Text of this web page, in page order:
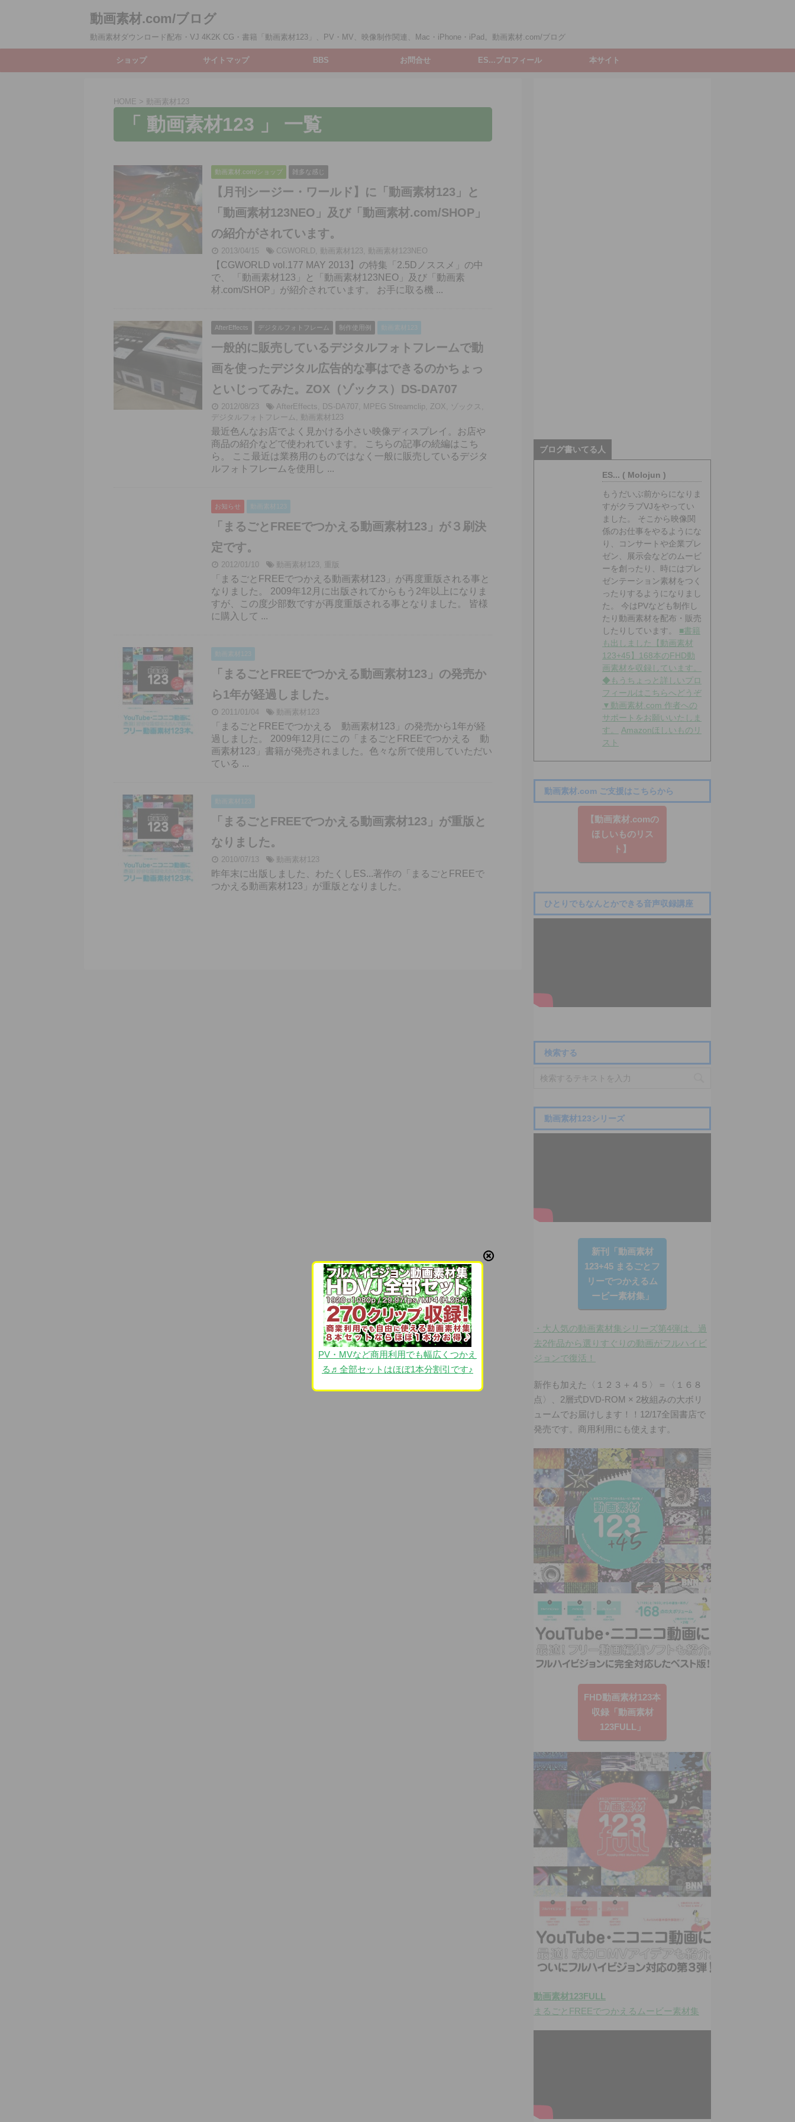
動画素材.com/ブログ
動画素材ダウンロード配布・VJ 4K2K CG・書籍「動画素材123」、PV・MV、映像制作関連、Mac・iPhone・iPad。動画素材.com/ブログ
ショップ サイトマップ BBS お問合せ ES...プロフィール 本サイト
HOME > 動画素材123
「 動画素材123 」 一覧
動画素材.com/ショップ 雑多な感じ
【月刊シージー・ワールド】に「動画素材123」と
「動画素材123NEO」及び「動画素材.com/SHOP」
の紹介がされています。
2013/04/15 CGWORLD, 動画素材123 , 動画素材123NEO
【CGWORLD vol.177 MAY 2013】の特集「2.5Dノススメ」の中
で、 「動画素材123」と「動画素材123NEO」及び「動画素
材.com/SHOP」が紹介されています。 お手に取る機 ...
AfterEffects デジタルフォトフレーム 制作使用例
一般的に販売しているデジタルフォトフレームで動
画を使ったデジタル広告的な事はできるのかちょっ
といじってみた。ZOX（ゾックス）DS-DA707
2012/08/23 AfterEffects, DS-DA707, MPEG Streamclip, ZOX, ゾックス ,
デジタルフォトフレーム, 動画素材123
最近色んなお店でよく見かける小さい映像ディスプレイ。お店や
商品の紹介などで使われています。 こちらの記事の続編はこち
ら。 ここ最近は業務用のものではなく一般に販売しているデジタ
ルフォトフレームを使用し ...
お知らせ
「まるごとFREEでつかえる動画素材123」が３刷決
定です。
2012/01/10 動画素材123 , 重版
「まるごとFREEでつかえる動画素材123」が再度重版される事と
なりました。 2009年12月に出版されてからもう2年以上になりま
すが、この度少部数ですが再度重版される事となりました。 皆様
に購入して ...
「まるごとFREEでつかえる動画素材123」の発売か
ら1年が経過しました。
2011/01/04 動画素材123
「まるごとFREEでつかえる 動画素材123」の発売から1年が経
過しました。 2009年12月にこの「まるごとFREEでつかえる 動
画素材123」書籍が発売されました。色々な所で使用していただい
ている ...
「まるごとFREEでつかえる動画素材123」が重版と
なりました。
2010/07/13 動画素材123
昨年末に出版しました、わたくしES...著作の「まるごとFREEで
つかえる動画素材123」が重版となりました。
ブログ書いてる人
ES... ( Molojun )
もうだいぶ前からになりま
すがクラブVJをやってい
ました。 そこから映像関
係のお仕事をやるようにな
り、コンサートや企業プレ
ゼン、展示会などのムービ
ーを創ったり、時にはプレ
ゼンテーション素材をつく
ったりするようになりまし
た。 今はPVなども制作し
たり動画素材を配布・販売
したりしています。 ■書籍
も出しました【動画素材
123+45】168本のFHD動
画素材を収録しています。
◆もうちょっと詳しいプロ
フィールはこちらへどうぞ
▼動画素材.com 作者への
サポートをお願いいたしま
す。
Amazonほしいものリ
スト
動画素材.com ご支援はこちらから
【動画素材.co​mの
ほしいものリス
ト】
ひとりでもなんとかできる音声収録講座
検索する
動画素材123シリーズ
新刊「動画素材
123+45 まるごとフ
リーでつかえるム
ービー素材集」
・大人気の動画素材集シリーズ第4弾は、過
去2作品から選りすぐりの動画がフルハイビ
ジョンで復活！
新作も加えた〈１２３＋４５〉＝〈１６８
点〉、2層式DVD-ROM × 2枚組みの大ボリ
ュームでお届けします！！12/17全国書店で
発売です。商用利用にも使えます。
FHD動画素材123本
収録「動画素材
123FULL」
動画素材123FULL
まるごとFREEでつかえるムービー素材集
PV・MVなど商用利用でも幅広くつかえ
る♬全部セットはほぼ1本分割引です♪